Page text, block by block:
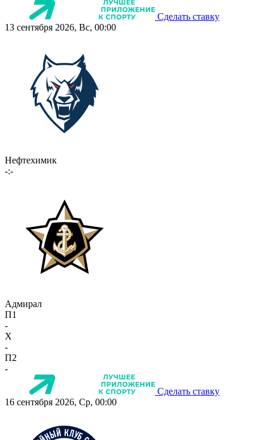
Сделать ставку
13 сентября 2026, Вс, 00:00
Нефтехимик
-:-
Адмирал
П1
-
X
-
П2
-
Сделать ставку
16 сентября 2026, Ср, 00:00